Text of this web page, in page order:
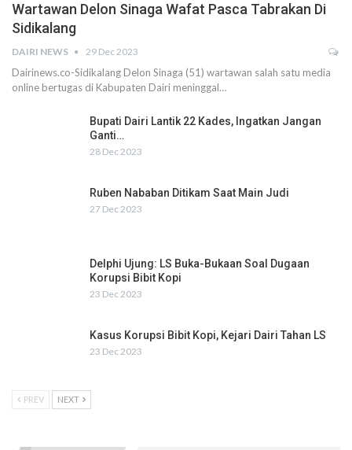
Wartawan Delon Sinaga Wafat Pasca Tabrakan Di
Sidikalang
DAIRI NEWS 29 Dec 2023
Dairinews.co-Sidikalang Delon Sinaga (51) wartawan salah satu media
online bertugas di Kabupaten Dairi meninggal…
Bupati Dairi Lantik 22 Kades, Ingatkan Jangan
Ganti…
28 Dec 2023
Ruben Nababan Ditikam Saat Main Judi
27 Dec 2023
Delphi Ujung: LS Buka-Bukaan Soal Dugaan
Korupsi Bibit Kopi
23 Dec 2023
Kasus Korupsi Bibit Kopi, Kejari Dairi Tahan LS
23 Dec 2023
PREV NEXT